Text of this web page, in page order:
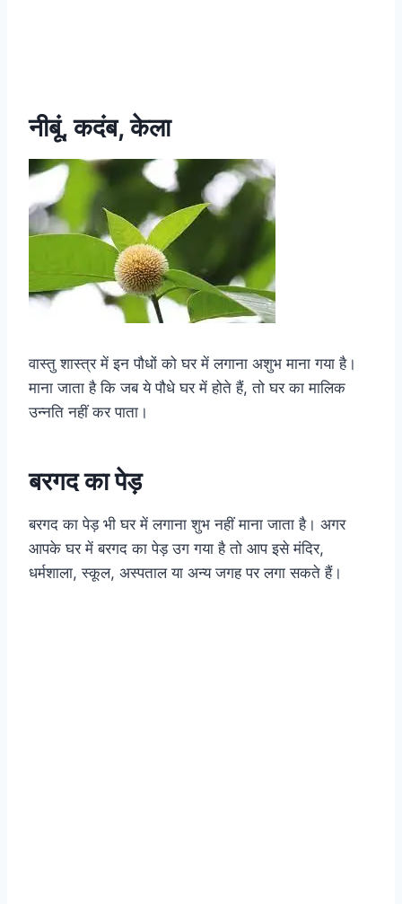
नीबूं, कदंब, केला
वास्तु शास्त्र में इन पौधों को घर में लगाना अशुभ माना गया है।
माना जाता है कि जब ये पौधे घर में होते हैं, तो घर का मालिक
उन्नति नहीं कर पाता।
बरगद का पेड़
बरगद का पेड़ भी घर में लगाना शुभ नहीं माना जाता है। अगर
आपके घर में बरगद का पेड़ उग गया है तो आप इसे मंदिर,
धर्मशाला, स्कूल, अस्पताल या अन्य जगह पर लगा सकते हैं।